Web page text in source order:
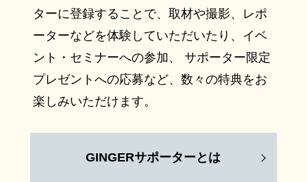
ターに登録することで、取材や撮影、レポ
ーターなどを体験していただいたり、イベ
ント・セミナーへの参加、 サポーター限定
プレゼントへの応募など、数々の特典をお
楽しみいただけます。
GINGERサポーターとは